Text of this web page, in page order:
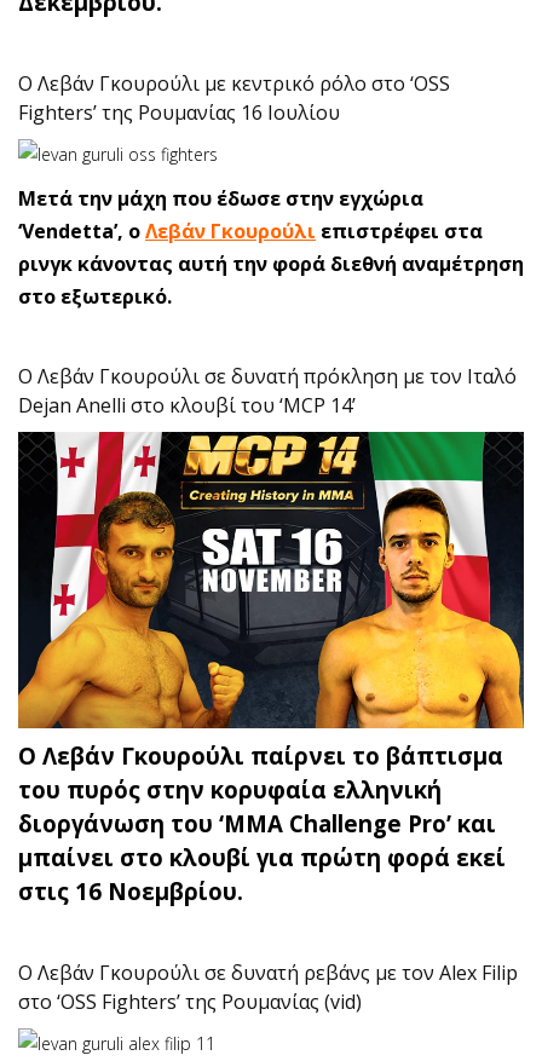
O Λεβάν Γκουρούλι με κεντρικό ρόλο στο ‘OSS
Fighters’ της Ρουμανίας 16 Ιουλίου
Mετά την μάχη που έδωσε στην εγχώρια
‘Vendetta’, οΛεβάν Γκουρούλι επιστρέφει στα
ρινγκ κάνοντας αυτή την φορά διεθνή αναμέτρηση
στο εξωτερικό.
O Λεβάν Γκουρούλι σε δυνατή πρόκληση με τον Ιταλό
Dejan Anelli στο κλουβί του ‘MCP 14’
Ο Λεβάν Γκουρούλι παίρνει το βάπτισμα
του πυρός στην κορυφαία ελληνική
διοργάνωση του ‘MMA Challenge Pro’ και
μπαίνει στο κλουβί για πρώτη φορά εκεί
στις 16 Νοεμβρίου.
O Λεβάν Γκουρούλι σε δυνατή ρεβάνς με τον Alex Filip
στο ‘OSS Fighters’ της Ρουμανίας (vid)